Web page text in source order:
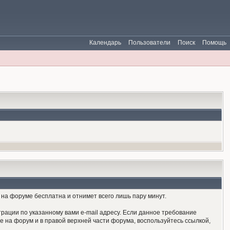
Помощь
Поиск
Пользователи
Календарь
форуме бесплатна и отнимет всего лишь пару минут.
по указанному вами e-mail адресу. Если данное требование
форум и в правой верхней части форума, воспользуйтесь ссылкой,